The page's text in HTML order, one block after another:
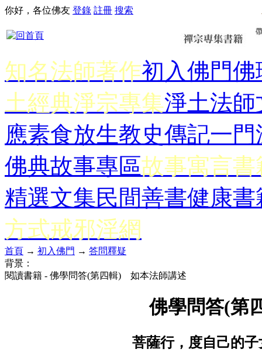
你好，各位佛友 登錄 註冊 搜索
知名法師著作初入佛門佛
土經典淨宗專集淨土法師
應素食放生教史傳記一門
佛典故事專區故事寓言書
精選文集民間善書健康書
方式戒邪淫網
首頁 → 初入佛門 → 答問釋疑
背景：
閱讀書籍 - 佛學問答(第四輯) 如本法師講述
佛學問答(第
菩薩行，度自己的